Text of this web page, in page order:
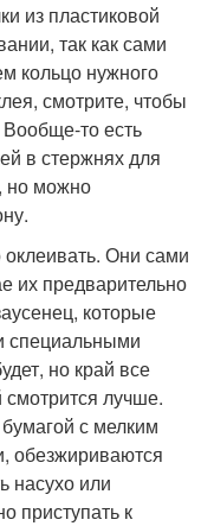
из пластиковой
так как сами
кольцо нужного
смотрите, чтобы
то есть
в стержнях для
но можно
оклеивать. Они сами
их предварительно
которые
специальными
но край все
лучше.
с мелким
обезжириваются
насухо или
приступать к